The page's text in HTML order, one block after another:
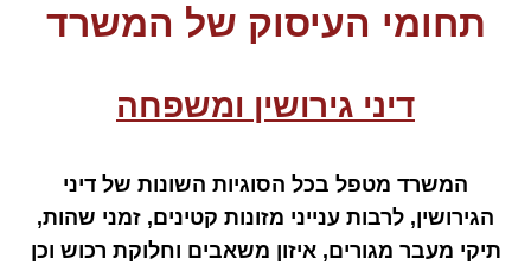
תחומי העיסוק של המשרד
דיני גירושין ומשפחה
המשרד מטפל בכל הסוגיות השונות של דיני
הגירושין, לרבות ענייני מזונות קטינים, זמני שהות,
תיקי מעבר מגורים, איזון משאבים וחלוקת רכוש וכן